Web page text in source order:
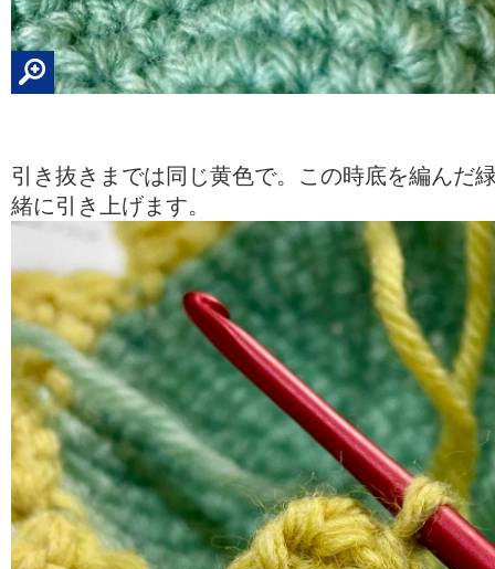
引き抜きまでは同じ黄色で。この時底を編んだ
緒に引き上げます。